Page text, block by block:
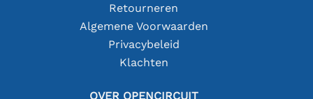
Retourneren
Algemene Voorwaarden
Privacybeleid
Klachten
OVER OPENCIRCUIT